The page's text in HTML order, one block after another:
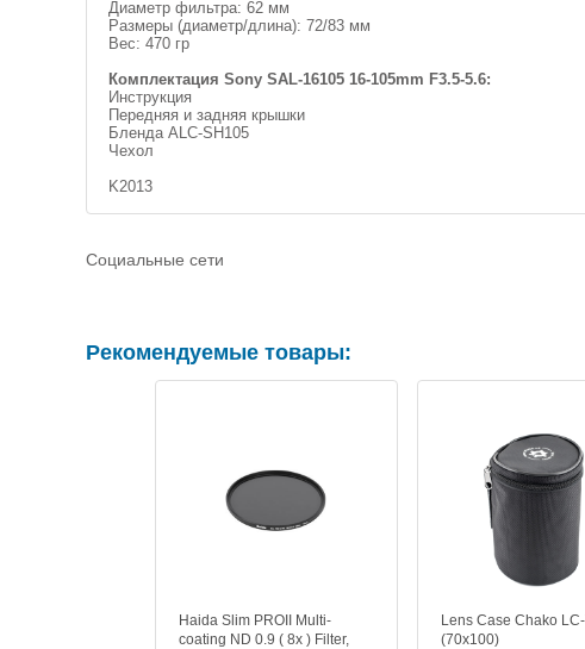
Диаметр фильтра: 62 мм
Размеры (диаметр/длина): 72/83 мм
Вес: 470 гр
Комплектация Sony SAL-16105 16-105mm F3.5-5.6:
Инструкция
Передняя и задняя крышки
Бленда ALC-SH105
Чехол
K2013
Социальные сети
Рекомендуемые товары:
Haida Slim PROII Multi-
coating ND 0.9 ( 8x ) Filter,
Lens Case Chako
(70х100)